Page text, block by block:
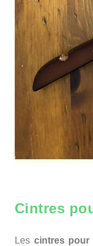
Cintres
Les cintres pour